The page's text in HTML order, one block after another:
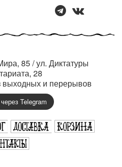
85 / ул. Диктатуры
28
выходных и перерывов
Telegram